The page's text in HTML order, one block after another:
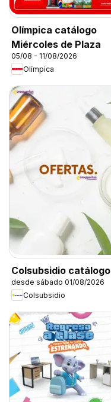
Olímpica catálogo
Miércoles de Plaza
05/08 - 11/08/2026
Olímpica
Colsubsidio catálogo
desde sábado 01/08/2026
Colsubsidio